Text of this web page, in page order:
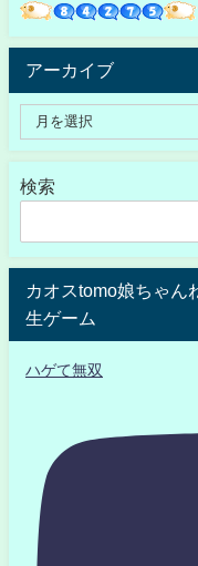
アーカイブ
検索
カオスtomo娘ちゃん
生ゲーム
ハゲて無双